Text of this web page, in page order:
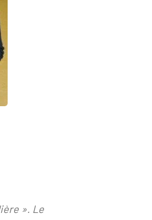
». Le